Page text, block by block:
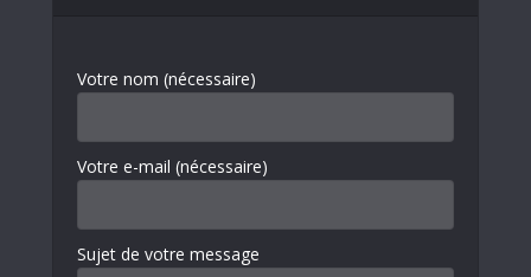
Votre nom (nécessaire)
Votre e-mail (nécessaire)
Sujet de votre message